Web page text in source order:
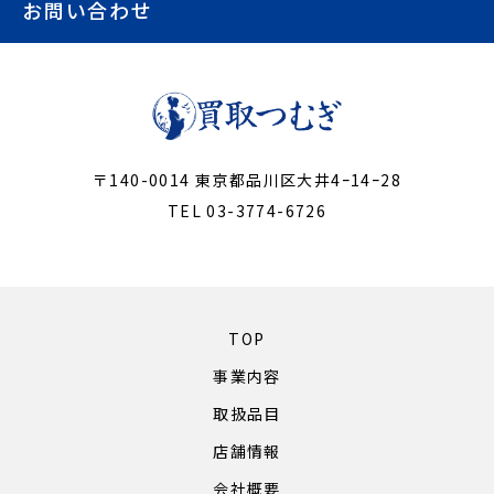
お問い合わせ
〒140-0014 東京都品川区大井4ｰ14ｰ28
TEL 03-3774-6726
TOP
事業内容
取扱品目
店舗情報
会社概要